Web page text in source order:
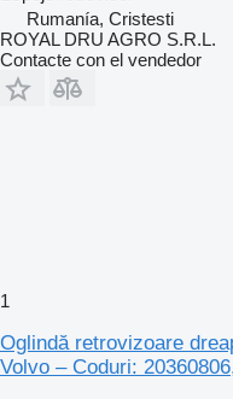
Rumanía, Cristesti
ROYAL DRU AGRO S.R.L.
Contacte con el vendedor
1
Oglindă retrovizoare
Volvo – Coduri: